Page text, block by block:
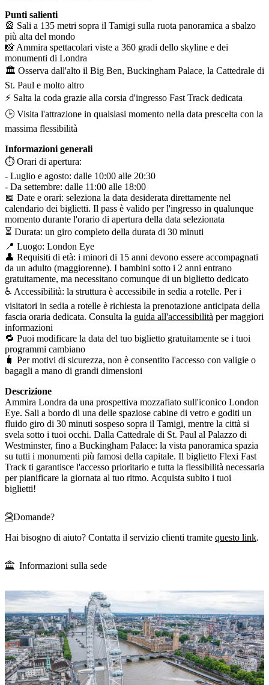
Punti salienti
🎡 Sali a 135 metri sopra il Tamigi sulla ruota panoramica a sbalzo
più alta del mondo
📸 Ammira spettacolari viste a 360 gradi dello skyline e dei
monumenti di Londra
🏛️ Osserva dall'alto il Big Ben, Buckingham Palace, la Cattedrale di
St. Paul e molto altro
⚡ Salta la coda grazie alla corsia d'ingresso Fast Track dedicata
🕒 Visita l'attrazione in qualsiasi momento nella data prescelta con la
massima flessibilità
Informazioni generali
⏱️ Orari di apertura:
- Luglio e agosto: dalle 10:00 alle 20:30
- Da settembre: dalle 11:00 alle 18:00
📅 Date e orari: seleziona la data desiderata direttamente nel
calendario dei biglietti. Il pass è valido per l'ingresso in qualunque
momento durante l'orario di apertura della data selezionata
⏳ Durata: un giro completo della durata di 30 minuti
📍 Luogo: London Eye
👤 Requisiti di età: i minori di 15 anni devono essere accompagnati
da un adulto (maggiorenne). I bambini sotto i 2 anni entrano
gratuitamente, ma necessitano comunque di un biglietto dedicato
♿ Accessibilità: la struttura è accessibile in sedia a rotelle. Per i
visitatori in sedia a rotelle è richiesta la prenotazione anticipata della
fascia oraria dedicata. Consulta la guida all'accessibilità per maggiori
informazioni
🔁 Puoi modificare la data del tuo biglietto gratuitamente se i tuoi
programmi cambiano
🧳 Per motivi di sicurezza, non è consentito l'accesso con valigie o
bagagli a mano di grandi dimensioni
Descrizione
Ammira Londra da una prospettiva mozzafiato sull'iconico London
Eye. Sali a bordo di una delle spaziose cabine di vetro e goditi un
fluido giro di 30 minuti sospeso sopra il Tamigi, mentre la città si
svela sotto i tuoi occhi. Dalla Cattedrale di St. Paul al Palazzo di
Westminster, fino a Buckingham Palace: la vista panoramica spazia
su tutti i monumenti più famosi della capitale. Il biglietto Flexi Fast
Track ti garantisce l'accesso prioritario e tutta la flessibilità necessaria
per pianificare la giornata al tuo ritmo. Acquista subito i tuoi
biglietti!
Domande?
Hai bisogno di aiuto? Contatta il servizio clienti tramite questo link.
Informazioni sulla sede